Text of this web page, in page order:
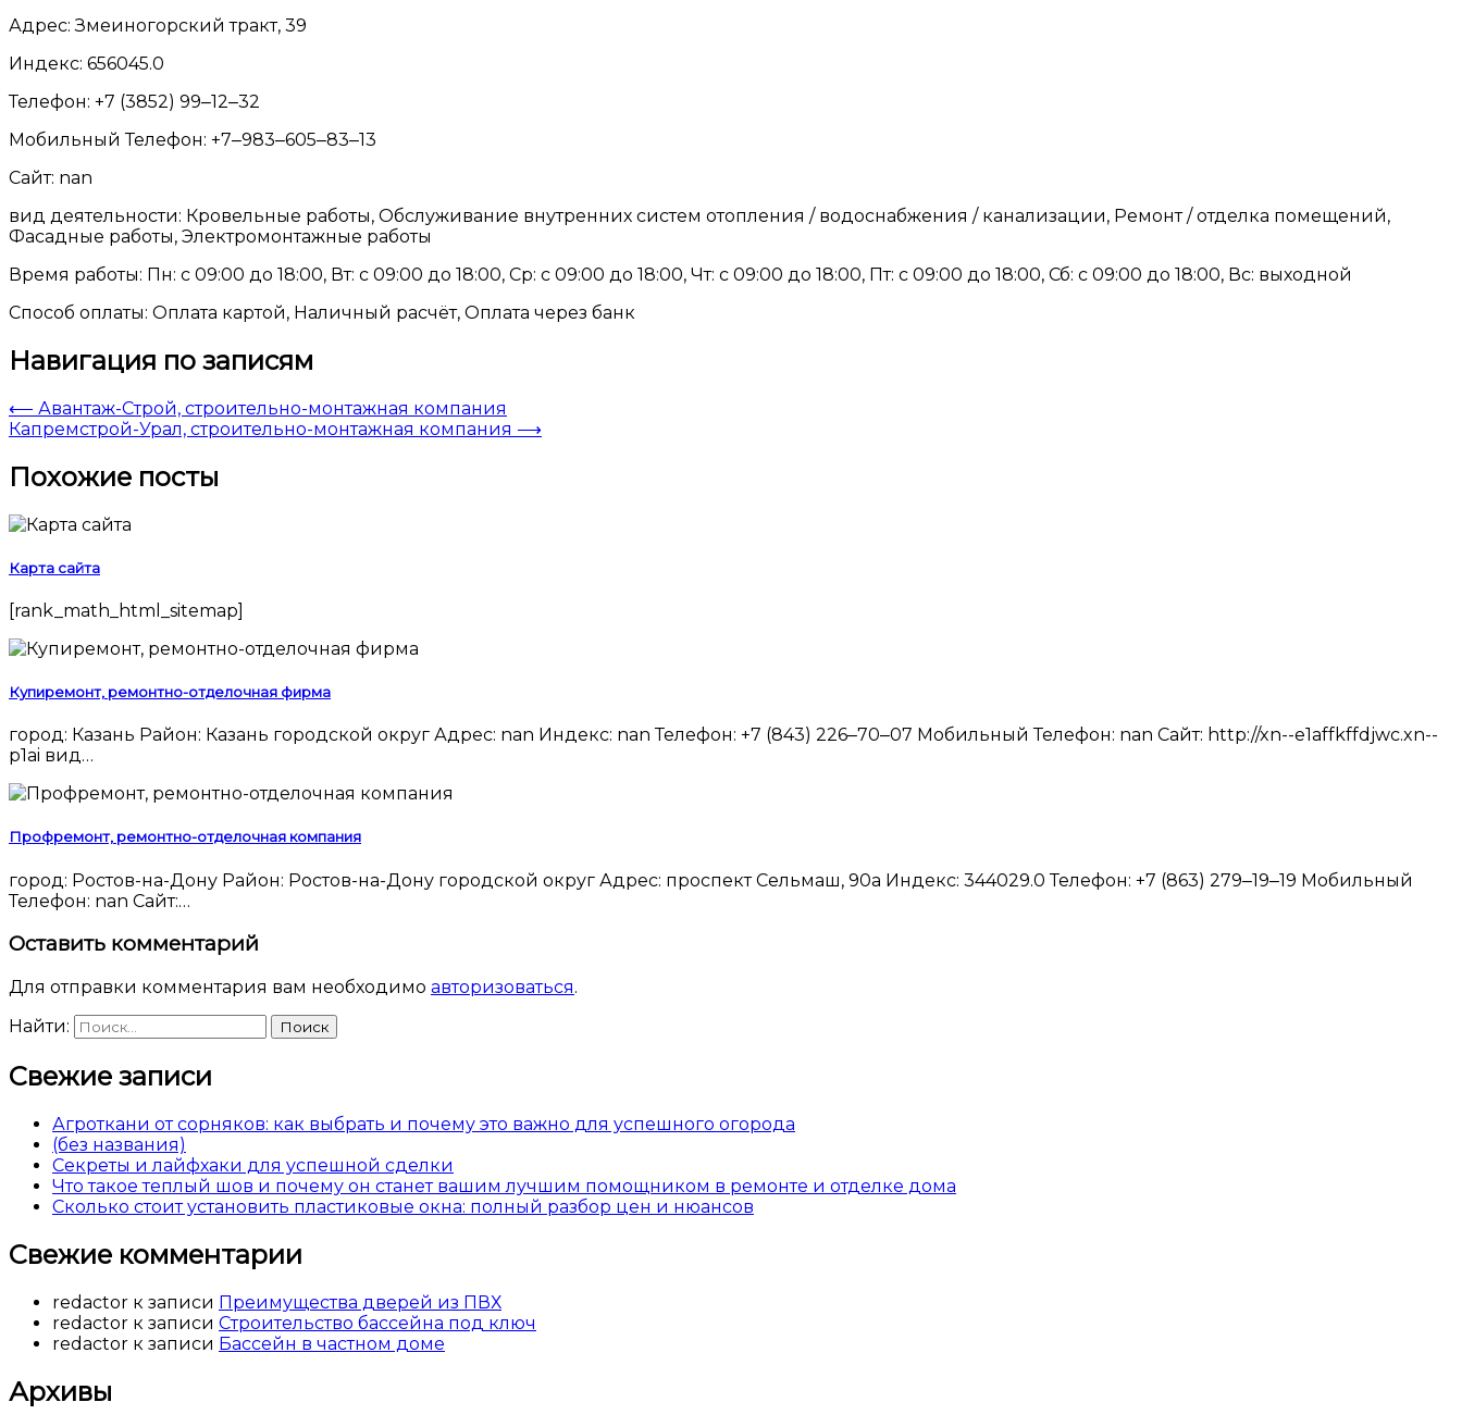
Адрес: Змеиногорский тракт, 39
Индекс: 656045.0
Телефон: +7 (3852) 99‒12‒32
Мобильный Телефон: +7‒983‒605‒83‒13
Сайт: nan
вид деятельности: Кровельные работы, Обслуживание внутренних систем отопления / водоснабжения / канализации, Ремонт / отделка помещений,
Фасадные работы, Электромонтажные работы
Время работы: Пн: с 09:00 до 18:00, Вт: с 09:00 до 18:00, Ср: с 09:00 до 18:00, Чт: с 09:00 до 18:00, Пт: с 09:00 до 18:00, Сб: с 09:00 до 18:00, Вс: выходной
Способ оплаты: Оплата картой, Наличный расчёт, Оплата через банк
Навигация по записям
⟵ Авантаж-Строй, строительно-монтажная компания
Капремстрой-Урал, строительно-монтажная компания ⟶
Похожие посты
Карта сайта
[rank_math_html_sitemap]
Купиремонт, ремонтно-отделочная фирма
город: Казань Район: Казань городской округ Адрес: nan Индекс: nan Телефон: +7 (843) 226‒70‒07 Мобильный Телефон: nan Сайт: http://xn--e1affkffdjwc.xn--
p1ai вид…
Профремонт, ремонтно-отделочная компания
город: Ростов-на-Дону Район: Ростов-на-Дону городской округ Адрес: проспект Сельмаш, 90а Индекс: 344029.0 Телефон: +7 (863) 279‒19‒19 Мобильный
Телефон: nan Сайт:…
Оставить комментарий
Для отправки комментария вам необходимо авторизоваться.
Найти:
Свежие записи
Агроткани от сорняков: как выбрать и почему это важно для успешного огорода
(без названия)
Секреты и лайфхаки для успешной сделки
Что такое теплый шов и почему он станет вашим лучшим помощником в ремонте и отделке дома
Сколько стоит установить пластиковые окна: полный разбор цен и нюансов
Свежие комментарии
redactor к записи Преимущества дверей из ПВХ
redactor к записи Строительство бассейна под ключ
redactor к записи Бассейн в частном доме
Архивы